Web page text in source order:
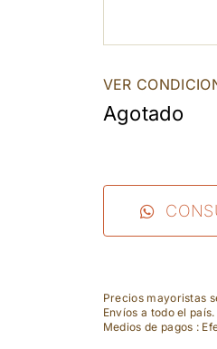
VER
Agotado
Precios mayoristas
Envíos a todo el
Medios de pagos :